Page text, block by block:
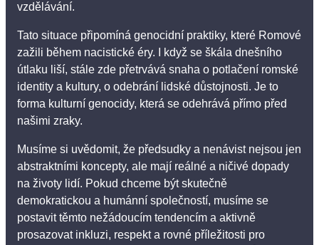
vzdělávání.
Tato situace připomíná genocidní praktiky, které Romové
zažili během nacistické éry. I když se škála dnešního
útlaku liší, stále zde přetrvává snaha o potlačení romské
identity a kultury, o odebrání lidské důstojnosti. Je to
forma kulturní genocidy, která se odehrává přímo před
našimi zraky.
Musíme si uvědomit, že předsudky a nenávist nejsou jen
abstraktními koncepty, ale mají reálné a ničivé dopady
na životy lidí. Pokud chceme být skutečně
demokratickou a humánní společností, musíme se
postavit těmto nežádoucím tendencím a aktivně
prosazovat inkluzi, respekt a rovné příležitosti pro